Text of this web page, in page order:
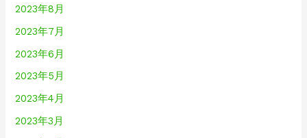
2023年8月
2023年7月
2023年6月
2023年5月
2023年4月
2023年3月